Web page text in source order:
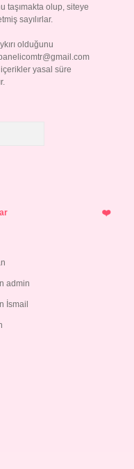
taşımakta olup, siteye
sayılırlar.
olduğunu
yasal süre
admin
İsmail